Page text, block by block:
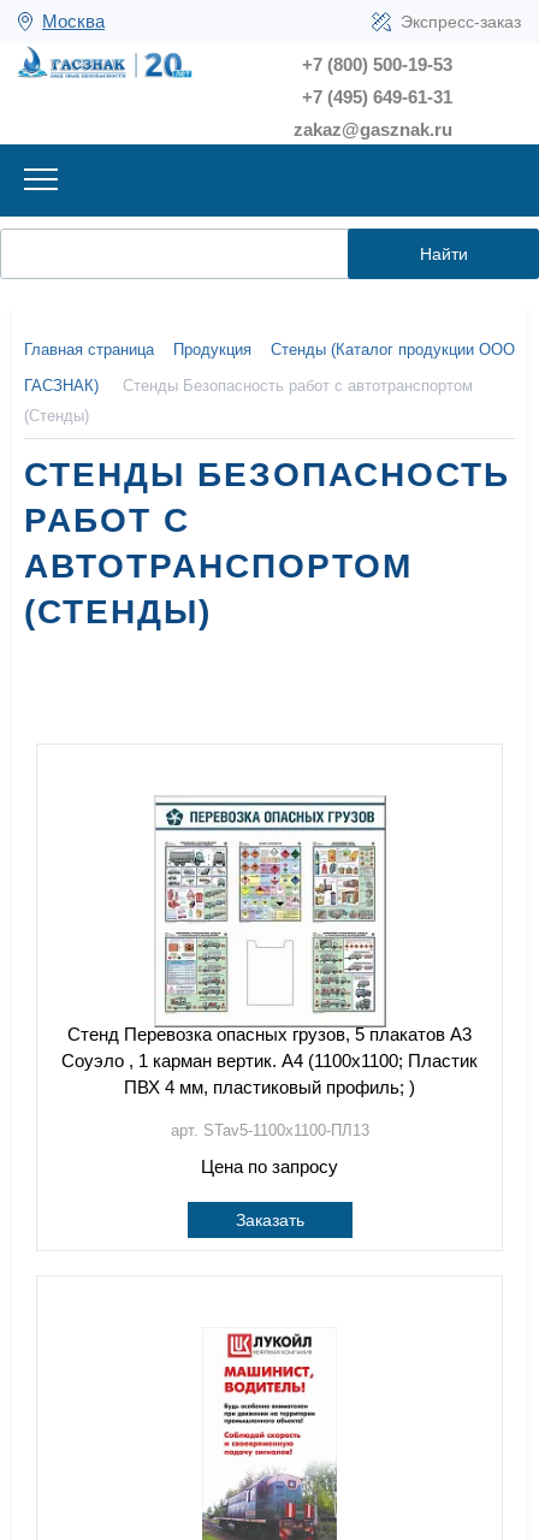
Москва Экспресс-заказ
+7 (800) 500-19-53
+7 (495) 649-61-31
zakaz@gasznak.ru
Найти
Главная страница Продукция
Стенды (Каталог продукции ООО
ГАСЗНАК)
Стенды Безопасность работ с автотранспортом
(Стенды)
СТЕНДЫ БЕЗОПАСНОСТЬ
РАБОТ С
АВТОТРАНСПОРТОМ
(СТЕНДЫ)
Стенд Перевозка опасных грузов, 5 плакатов А3
Соуэло , 1 карман вертик. А4 (1100х1100; Пластик
ПВХ 4 мм, пластиковый профиль; )
арт. STav5-1100х1100-ПЛ13
Цена по запросу
Заказать